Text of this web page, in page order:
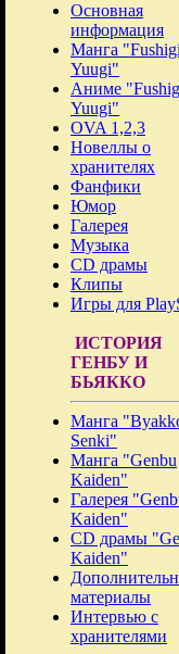
Основная
информация
Манга "Fushigi
Yuugi"
Аниме
Yuugi"
OVA 1,2,3
Новеллы о
хранителях
Фанфики
Юмор
Галерея
Музыка
CD драмы
Клипы
Игры для
ИСТОРИЯ
ГЕНБУ И
БЬЯККО
Манга
Senki"
Манга "Genbu
Kaiden"
Галерея
Kaiden"
CD драмы
Kaiden"
материалы
Интервью с
хранителями